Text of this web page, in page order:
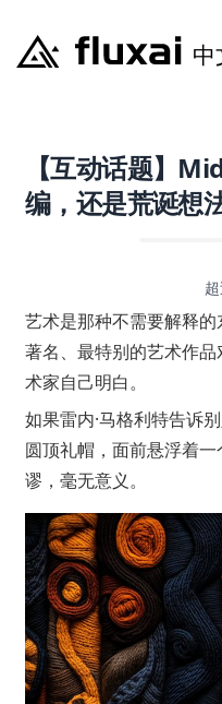
【互动话题】
编，还是荒诞想
艺术是那种不需要解释
著名、最特别的艺术作
术家自己明白。
如果雷内·马格利特告诉
圆顶礼帽，面前悬浮着
谬，毫无意义。